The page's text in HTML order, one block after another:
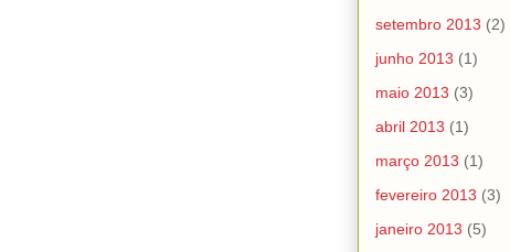
setembro 2013 (2)
junho 2013 (1)
maio 2013 (3)
abril 2013 (1)
março 2013 (1)
fevereiro 2013 (3)
janeiro 2013 (5)